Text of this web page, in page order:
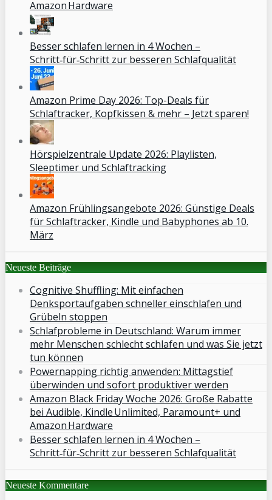
Amazon Hardware
Besser schlafen lernen in 4 Wochen –
Schritt‑für‑Schritt zur besseren Schlafqualität
Amazon Prime Day 2026: Top-Deals für
Schlaftracker, Kopfkissen & mehr – Jetzt sparen!
Hörspielzentrale Update 2026: Playlisten,
Sleeptimer und Schlaftracking
Amazon Frühlingsangebote 2026: Günstige Deals
für Schlaftracker, Kindle und Babyphones ab 10.
März
Neueste Beiträge
Cognitive Shuffling: Mit einfachen
Denksportaufgaben schneller einschlafen und
Grübeln stoppen
Schlafprobleme in Deutschland: Warum immer
mehr Menschen schlecht schlafen und was Sie jetzt
tun können
Powernapping richtig anwenden: Mittagstief
überwinden und sofort produktiver werden
Amazon Black Friday Woche 2026: Große Rabatte
bei Audible, Kindle Unlimited, Paramount+ und
Amazon Hardware
Besser schlafen lernen in 4 Wochen –
Schritt‑für‑Schritt zur besseren Schlafqualität
Neueste Kommentare